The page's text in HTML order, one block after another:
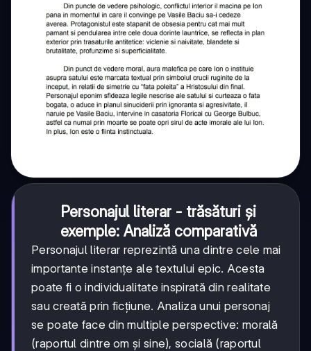
Personajul literar - trăsături și
exemple: Analiză comparativă
Personajul literar reprezintă una dintre cele mai
importante instanțe ale textului epic. Acesta
poate fi o individualitate inspirată din realitate
sau creată prin ficțiune. Analiza unui personaj
se poate face din multiple perspective: morală
(raportul dintre om și sine), socială (raportul